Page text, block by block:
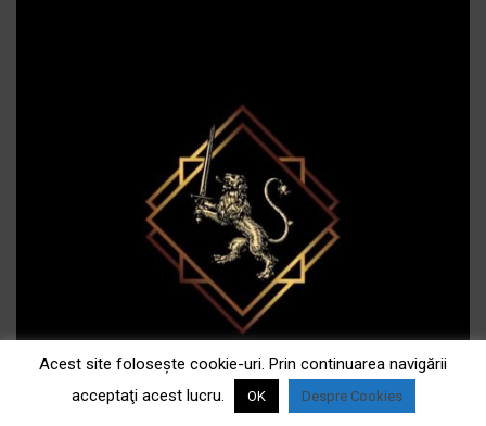
Acest site foloseşte cookie-uri. Prin continuarea navigării
acceptaţi acest lucru.
OK Despre Cookies